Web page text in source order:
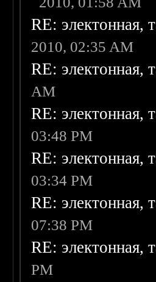
RE: электонная,
2010, 02:35 AM
RE: электонная,
AM
RE: электонная,
03:48 PM
RE: электонная,
03:34 PM
RE: электонная,
07:38 PM
RE: электонная,
PM